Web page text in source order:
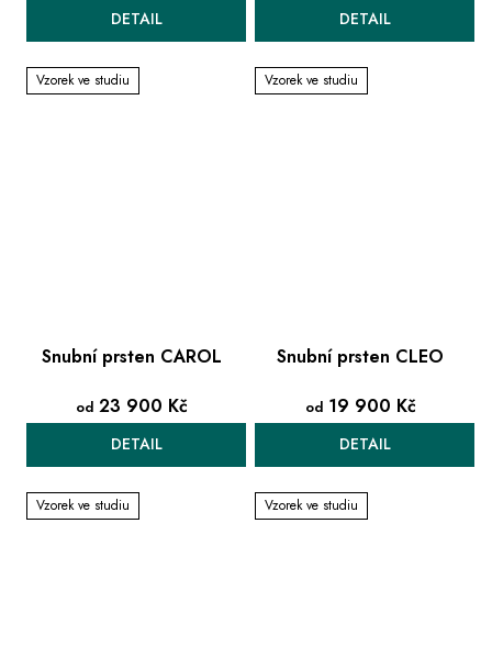
DETAIL DETAIL
Vzorek ve studiu
Snubní prsten CAROL
od 23 900 Kč
DETAIL
Vzorek ve studiu
Snubní prsten CLEO
od19 900 Kč
DETAIL
Vzorek ve studiu Vzorek ve studiu